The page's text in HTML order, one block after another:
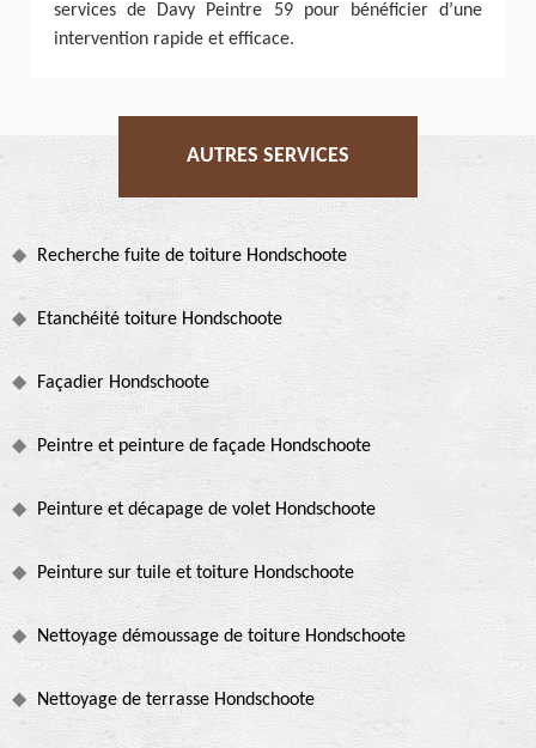
services de Davy Peintre 59 pour bénéficier d’une
intervention rapide et efficace.
AUTRES SERVICES
Recherche fuite de toiture Hondschoote
Etanchéité toiture Hondschoote
Façadier Hondschoote
Peintre et peinture de façade Hondschoote
Peinture et décapage de volet Hondschoote
Peinture sur tuile et toiture Hondschoote
Nettoyage démoussage de toiture Hondschoote
Nettoyage de terrasse Hondschoote